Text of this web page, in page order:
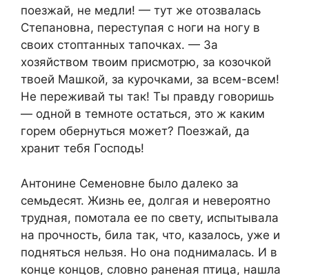
поезжай, не медли! — тут же отозвалась
Степановна, переступая с ноги на ногу в
своих стоптанных тапочках. — За
хозяйством твоим присмотрю, за козочкой
твоей Машкой, за курочками, за всем-всем!
Не переживай ты так! Ты правду говоришь
— одной в темноте остаться, это ж каким
горем обернуться может? Поезжай, да
хранит тебя Господь!
Антонине Семеновне было далеко за
семьдесят. Жизнь ее, долгая и невероятно
трудная, помотала ее по свету, испытывала
на прочность, била так, что, казалось, уже и
подняться нельзя. Но она поднималась. И в
конце концов, словно раненая птица, нашла